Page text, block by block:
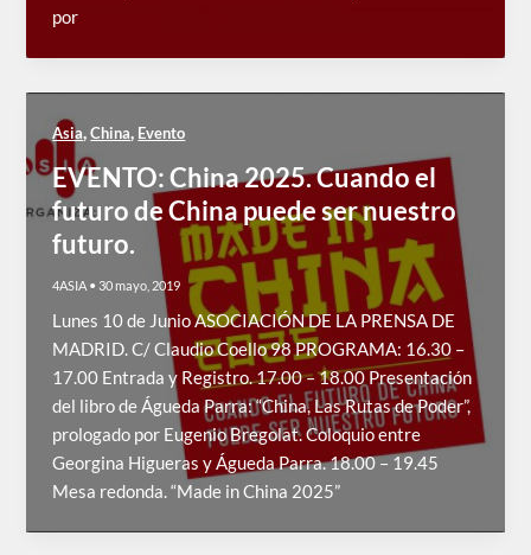
por
Asia,China, Evento
EVENTO: China 2025. Cuando el
futuro de China puede ser nuestro
futuro.
4ASIA • 30 mayo, 2019
Lunes 10 de Junio ASOCIACIÓN DE LA PRENSA DE
MADRID. C/ Claudio Coello 98 PROGRAMA: 16.30 –
17.00 Entrada y Registro. 17.00 – 18.00 Presentación
del libro de Águeda Parra: “China, Las Rutas de Poder”,
prologado por Eugenio Bregolat. Coloquio entre
Georgina Higueras y Águeda Parra. 18.00 – 19.45
Mesa redonda. “Made in China 2025”